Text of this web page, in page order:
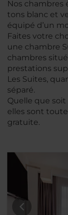
Nos chambres
tons blanc et
équipé d’un
Faites votre
une chambre
chambres
prestations
Les Suites,
séparé.
Quelle que soit
elles sont
gratuite.